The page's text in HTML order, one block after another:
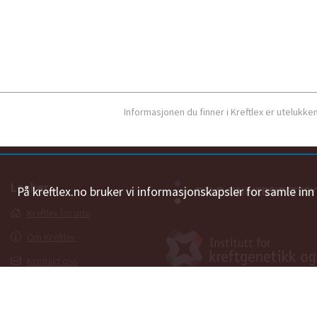
På kreftlex.no bruker vi informasjonskapsler for samle
Informasjonen du finner i Kreftlex er
Lenker